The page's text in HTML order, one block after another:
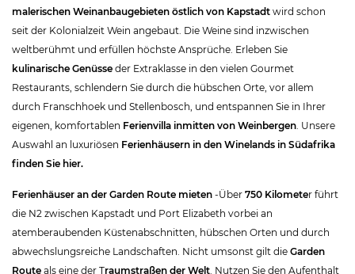
malerischen Weinanbaugebieten östlich von Kapstadt wird schon
seit der Kolonialzeit Wein angebaut. Die Weine sind inzwischen
weltberühmt und erfüllen höchste Ansprüche. Erleben Sie
kulinarische Genüsse der Extraklasse in den vielen Gourmet
Restaurants, schlendern Sie durch die hübschen Orte, vor allem
durch Franschhoek und Stellenbosch, und entspannen Sie in Ihrer
eigenen, komfortablen Ferienvilla inmitten von Weinbergen. Unsere
Auswahl an luxuriösen Ferienhäusern in den Winelands in Südafrika
finden Sie hier.
Ferienhäuser an der Garden Route mieten -Über 750 Kilometer führt
die N2 zwischen Kapstadt und Port Elizabeth vorbei an
atemberaubenden Küstenabschnitten, hübschen Orten und durch
abwechslungsreiche Landschaften. Nicht umsonst gilt die Garden
Route als eine der Traumstraßen der Welt. Nutzen Sie den Aufenthalt